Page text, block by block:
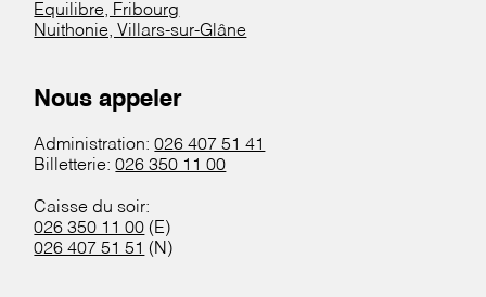
Equilibre, Fribourg
Nuithonie, Villars-sur-Glâne
Nous appeler
Administration:026 407 51 41
Billetterie:026 350 11 00
Caisse du soir:
026 350 11 00 (E)
026 407 51 51 (N)